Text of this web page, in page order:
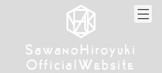
Sa wanoHiroyuki
Official W ebsite
Sa wanoHiroyuki
Official W ebsite